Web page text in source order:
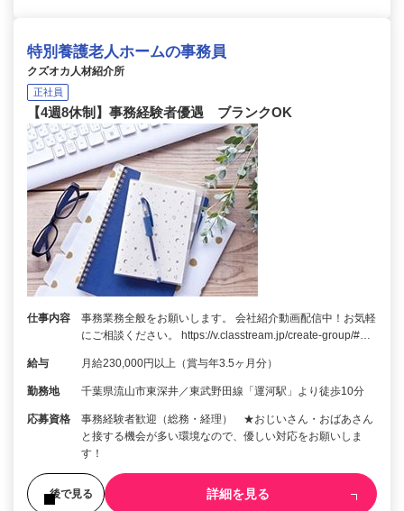
特別養護老人ホームの事務員
クズオカ人材紹介所
正社員
【4週8休制】事務経験者優遇 ブランクOK
仕事内容
事務業務全般をお願いします。 会社紹介動画配信中！お気軽
にご相談ください。 https://v.classtream.jp/create-group/#…
給与 月給230,000円以上（賞与年3.5ヶ月分）
勤務地 千葉県流山市東深井／東武野田線「運河駅」より徒歩10分
応募資格
事務経験者歓迎（総務・経理） ★おじいさん・おばあさん
と接する機会が多い環境なので、優しい対応をお願いしま
す！
後で見る 詳細を見る